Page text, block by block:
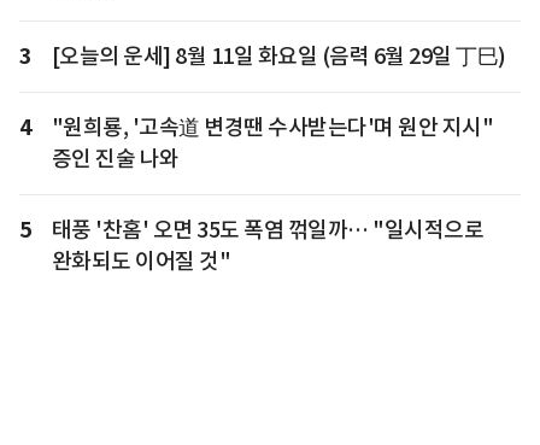
3 [오늘의 운세] 8월 11일 화요일 (음력 6월 29일 丁巳)
4
"원희룡, '고속道 변경땐 수사받는다'며 원안 지시"
증인 진술 나와
5
태풍 '찬홈' 오면 35도 폭염 꺾일까… "일시적으로
완화되도 이어질 것"